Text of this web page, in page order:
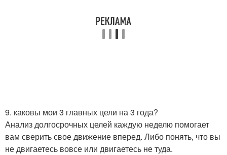
9. каковы мои 3 главных цели на 3 года?
Анализ долгосрочных целей каждую неделю помогает
вам сверить свое движение вперед. Либо понять, что вы
не двигаетесь вовсе или двигаетесь не туда.